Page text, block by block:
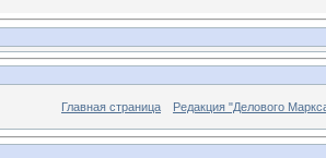
Главная страница Редакция "Делового